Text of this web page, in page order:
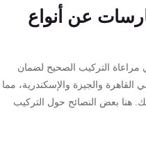
عن أنواع
التركيب الصحيح لضمان
والجيزة والإسكندرية، مما
هنا بعض النصائح حول التركيب